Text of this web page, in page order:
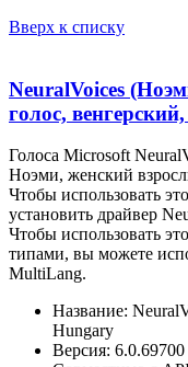
Вверх к списку
NeuralVoices
голос,
Голоса Microsoft
Ноэми, женский
Чтобы использовать
установить драйвер
Чтобы использовать
типами, вы можете
MultiLang.
Название:
Hungary
Версия: 6.0.69700